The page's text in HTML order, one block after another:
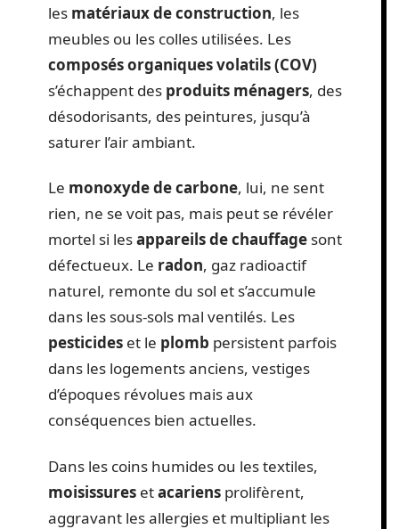
les matériaux de construction, les
meubles ou les colles utilisées. Les
composés organiques volatils (COV)
s’échappent des produits ménagers, des
désodorisants, des peintures, jusqu’à
saturer l’air ambiant.
Le monoxyde de carbone, lui, ne sent
rien, ne se voit pas, mais peut se révéler
mortel si lesappareils de chauffage sont
défectueux. Le radon, gaz radioactif
naturel, remonte du sol et s’accumule
dans les sous-sols mal ventilés. Les
pesticides et le plomb persistent parfois
dans les logements anciens, vestiges
d’époques révolues mais aux
conséquences bien actuelles.
Dans les coins humides ou les textiles,
moisissures etacariens prolifèrent,
aggravant les allergies et multipliant les